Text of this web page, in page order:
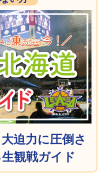
迫力に圧倒さ
観戦ガイド